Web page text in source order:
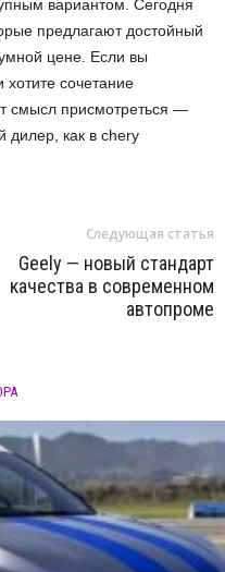
вариантом. Сегодня
предлагают достойный
цене. Если вы
хотите сочетание
смысл присмотреться —
дилер, как в chery
Следующая статья
Geely — новый стандарт
качества в современном
автопроме